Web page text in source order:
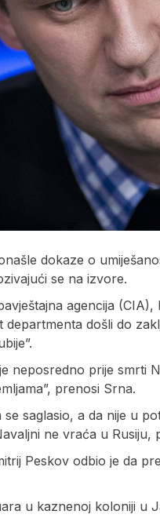
dokaze o
se na izvore.
agencija
došli do
neposredno prije smrti
prenosi Srna.
saglasio, a da nije u
ne vraća u Rusiju,
Peskov odbio je da
u kaznenoj koloniji